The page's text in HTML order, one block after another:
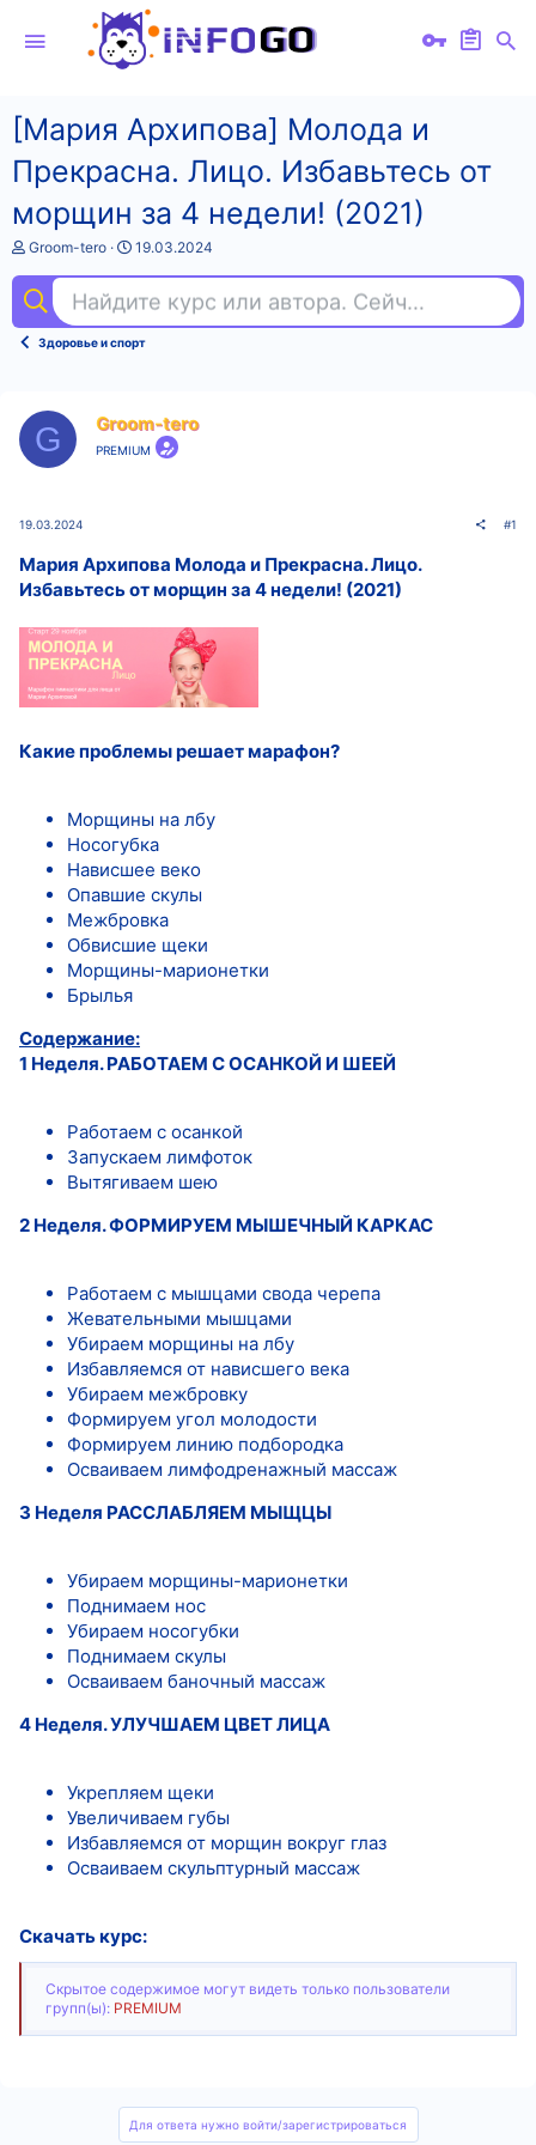
[Мария Архипова] Молода и
Прекрасна. Лицо. Избавьтесь от
морщин за 4 недели! (2021)
А
т
о
т
Groom-tero
Д
а
н
а
а
19.03.2024
Найдите курс или автора. Сейчас ищут
Здоровье и спорт
G Groom-tero
PREMIUM
19.03.2024 #1
Мария Архипова Молода и Прекрасна. Лицо.
Избавьтесь от морщин за 4 недели! (2021)
Какие проблемы решает марафон?
Морщины на лбу
Носогубка
Нависшее веко
Опавшие скулы
Межбровка
Обвисшие щеки
Морщины-марионетки
Брылья
Содержание:
1 Неделя. РАБОТАЕМ С ОСАНКОЙ И ШЕЕЙ
Работаем с осанкой
Запускаем лимфоток
Вытягиваем шею
2 Неделя. ФОРМИРУЕМ МЫШЕЧНЫЙ КАРКАС
Работаем с мышцами свода черепа
Жевательными мышцами
Убираем морщины на лбу
Избавляемся от нависшего века
Убираем межбровку
Формируем угол молодости
Формируем линию подбородка
Осваиваем лимфодренажный массаж
3 Неделя РАССЛАБЛЯЕМ МЫЩЦЫ
Убираем морщины-марионетки
Поднимаем нос
Убираем носогубки
Поднимаем скулы
Осваиваем баночный массаж
4 Неделя. УЛУЧШАЕМ ЦВЕТ ЛИЦА
Укрепляем щеки
Увеличиваем губы
Избавляемся от морщин вокруг глаз
Осваиваем скульптурный массаж
Скачать курс:
Скрытое содержимое могут видеть только пользователи
групп(ы): PREMIUM
Для ответа нужно войти/зарегистрироваться